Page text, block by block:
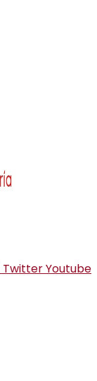
TwitterYoutube